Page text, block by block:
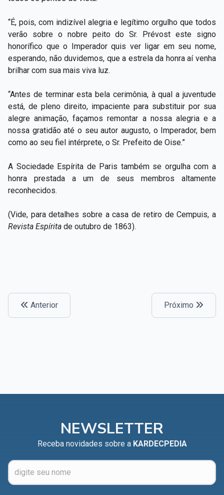
“É, pois, com indizível alegria e legítimo orgulho que todos
verão sobre o nobre peito do Sr. Prévost este signo
honorífico que o Imperador quis ver ligar em seu nome,
esperando, não duvidemos, que a estrela da honra aí venha
brilhar com sua mais viva luz.
“Antes de terminar esta bela cerimônia, à qual a juventude
está, de pleno direito, impaciente para substituir por sua
alegre animação, façamos remontar a nossa alegria e a
nossa gratidão até o seu autor augusto, o Imperador, bem
como ao seu fiel intérprete, o Sr. Prefeito de Oise.”
A Sociedade Espírita de Paris também se orgulha com a
honra prestada a um de seus membros altamente
reconhecidos.
(Vide, para detalhes sobre a casa de retiro de Cempuis, a
Revista Espírita de outubro de 1863).
Anterior Próximo
NEWSLETTER
Receba novidades sobre a KARDECPEDIA